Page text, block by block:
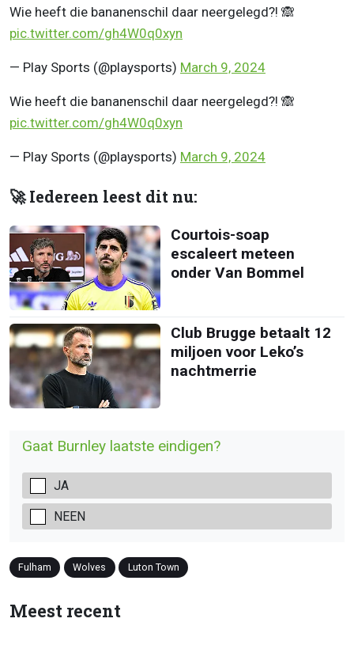
Wie heeft die bananenschil daar neergelegd?! 🙈
pic.twitter.com/gh4W0q0xyn
— Play Sports (@playsports) March 9, 2024
Wie heeft die bananenschil daar neergelegd?! 🙈
pic.twitter.com/gh4W0q0xyn
— Play Sports (@playsports) March 9, 2024
🚀 Iedereen leest dit nu:
Courtois-soap
escaleert meteen
onder Van Bommel
Club Brugge betaalt 12
miljoen voor Leko’s
nachtmerrie
Gaat Burnley laatste eindigen?
JA
NEEN
Fulham Wolves Luton Town
Meest recent